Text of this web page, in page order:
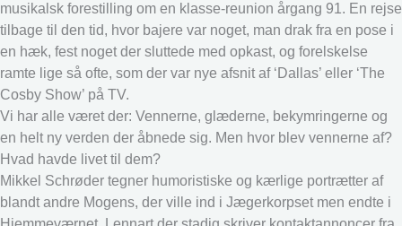
musikalsk forestilling om en klasse-reunion årgang 91. En rejse
tilbage til den tid, hvor bajere var noget, man drak fra en pose i
en hæk, fest noget der sluttede med opkast, og forelskelse
ramte lige så ofte, som der var nye afsnit af ‘Dallas’ eller ‘The
Cosby Show’ på TV.
Vi har alle været der: Vennerne, glæderne, bekymringerne og
en helt ny verden der åbnede sig. Men hvor blev vennerne af?
Hvad havde livet til dem?
Mikkel Schrøder tegner humoristiske og kærlige portrætter af
blandt andre Mogens, der ville ind i Jægerkorpset men endte i